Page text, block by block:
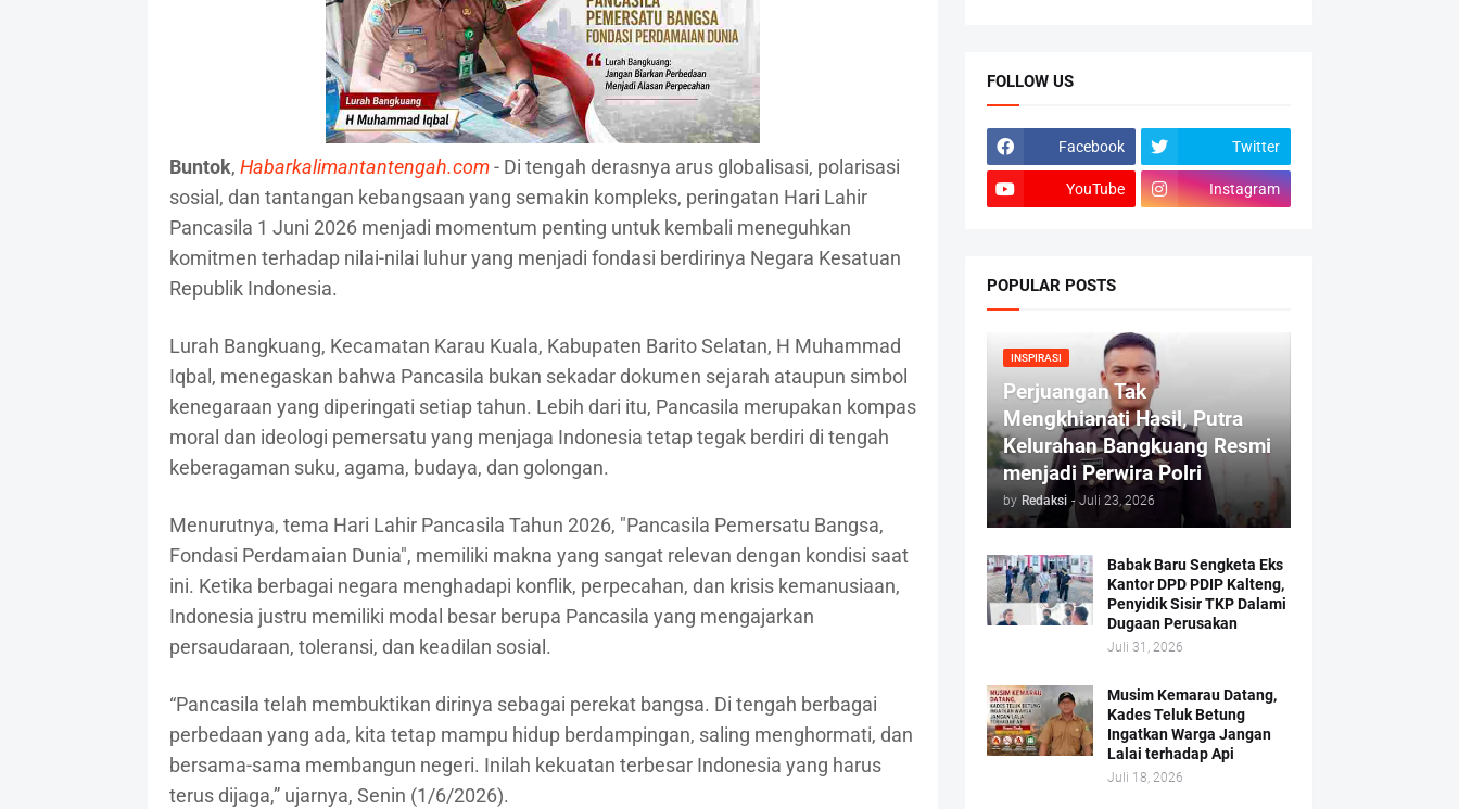
Buntok, Habarkalimantantengah.com- Di tengah derasnya arus globalisasi, polarisasi
sosial, dan tantangan kebangsaan yang semakin kompleks, peringatan Hari Lahir
Pancasila 1 Juni 2026 menjadi momentum penting untuk kembali meneguhkan
komitmen terhadap nilai-nilai luhur yang menjadi fondasi berdirinya Negara Kesatuan
Republik Indonesia.
Lurah Bangkuang, Kecamatan Karau Kuala, Kabupaten Barito Selatan, H Muhammad
Iqbal, menegaskan bahwa Pancasila bukan sekadar dokumen sejarah ataupun simbol
kenegaraan yang diperingati setiap tahun. Lebih dari itu, Pancasila merupakan kompas
moral dan ideologi pemersatu yang menjaga Indonesia tetap tegak berdiri di tengah
keberagaman suku, agama, budaya, dan golongan.
Menurutnya, tema Hari Lahir Pancasila Tahun 2026, "Pancasila Pemersatu Bangsa,
Fondasi Perdamaian Dunia", memiliki makna yang sangat relevan dengan kondisi saat
ini. Ketika berbagai negara menghadapi konflik, perpecahan, dan krisis kemanusiaan,
Indonesia justru memiliki modal besar berupa Pancasila yang mengajarkan
persaudaraan, toleransi, dan keadilan sosial.
“Pancasila telah membuktikan dirinya sebagai perekat bangsa. Di tengah berbagai
perbedaan yang ada, kita tetap mampu hidup berdampingan, saling menghormati, dan
bersama-sama membangun negeri. Inilah kekuatan terbesar Indonesia yang harus
terus dijaga,” ujarnya, Senin (1/6/2026).
FOLLOW US
Facebook Twitter
YouTube Instagram
POPULAR POSTS
INSPIRASI
Perjuangan Tak
Mengkhianati Hasil, Putra
Kelurahan Bangkuang Resmi
menjadi Perwira Polri
by Redaksi - Juli 23, 2026
Babak Baru Sengketa Eks
Kantor DPD PDIP Kalteng,
Penyidik Sisir TKP Dalami
Dugaan Perusakan
Juli 31, 2026
Musim Kemarau Datang,
Kades Teluk Betung
Ingatkan Warga Jangan
Lalai terhadap Api
Juli 18, 2026